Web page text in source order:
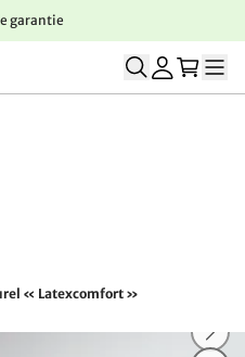
garantie
« Latexcomfort »